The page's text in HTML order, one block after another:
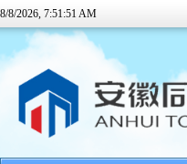
8/8/2026, 7:51:52 AM